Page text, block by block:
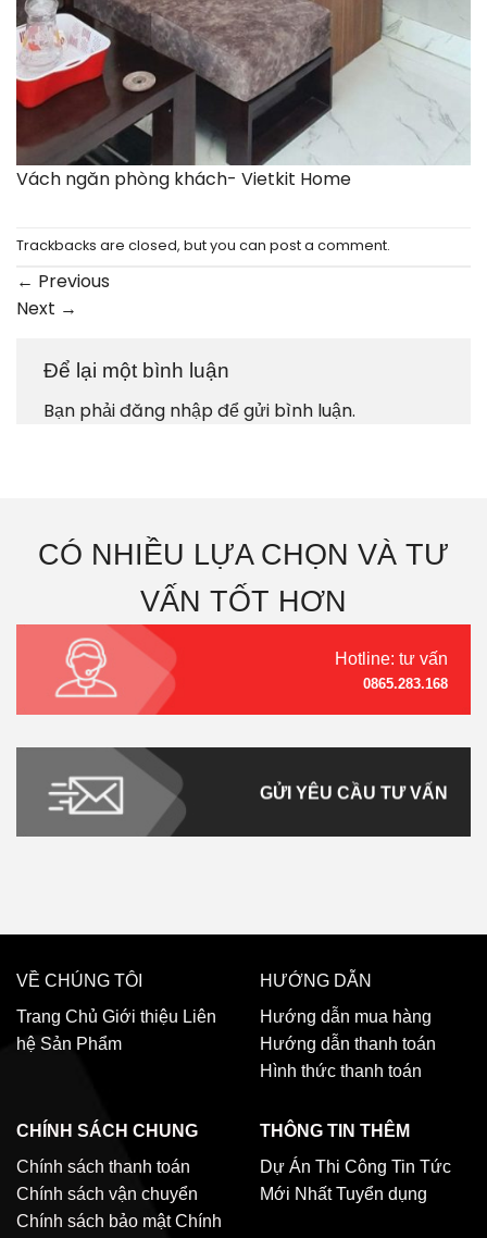
Vách ngăn phòng khách- Vietkit Home
Trackbacks are closed, but you can post a comment.
← Previous
Next →
Để lại một bình luận
Bạn phảiđăng nhậpđể gửi bình luận.
CÓ NHIỀU LỰA CHỌN VÀ TƯ
VẤN TỐT HƠN
Hotline: tư vấn
0865.283.168
GỬI YÊU CẦU TƯ VẤN
VỀ CHÚNG TÔI
Trang Chủ Giới thiệu Liên
hệ Sản Phẩm
HƯỚNG DẪN
Hướng dẫn mua hàng
Hướng dẫn thanh toán
Hình thức thanh toán
CHÍNH SÁCH CHUNG
Chính sách thanh toán
Chính sách vận chuyển
Chính sách bảo mật Chính
THÔNG TIN THÊM
Dự Án Thi Công Tin Tức
Mới Nhất Tuyển dụng